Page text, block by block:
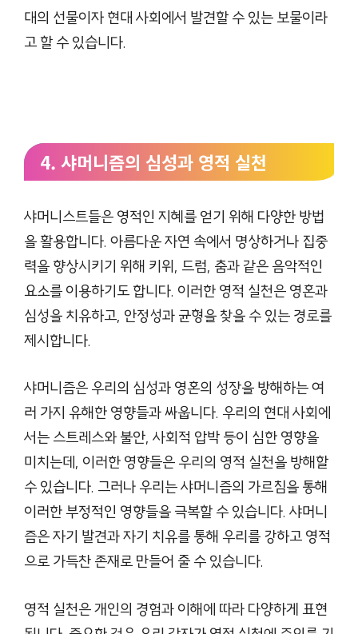
대의 선물이자 현대 사회에서 발견할 수 있는 보물이라
고 할 수 있습니다.
4. 샤머니즘의 심성과 영적 실천
샤머니스트들은 영적인 지혜를 얻기 위해 다양한 방법
을 활용합니다. 아름다운 자연 속에서 명상하거나 집중
력을 향상시키기 위해 키위, 드럼, 춤과 같은 음악적인
요소를 이용하기도 합니다. 이러한 영적 실천은 영혼과
심성을 치유하고, 안정성과 균형을 찾을 수 있는 경로를
제시합니다.
샤머니즘은 우리의 심성과 영혼의 성장을 방해하는 여
러 가지 유해한 영향들과 싸웁니다. 우리의 현대 사회에
서는 스트레스와 불안, 사회적 압박 등이 심한 영향을
미치는데, 이러한 영향들은 우리의 영적 실천을 방해할
수 있습니다. 그러나 우리는 샤머니즘의 가르침을 통해
이러한 부정적인 영향들을 극복할 수 있습니다. 샤머니
즘은 자기 발견과 자기 치유를 통해 우리를 강하고 영적
으로 가득찬 존재로 만들어 줄 수 있습니다.
영적 실천은 개인의 경험과 이해에 따라 다양하게 표현